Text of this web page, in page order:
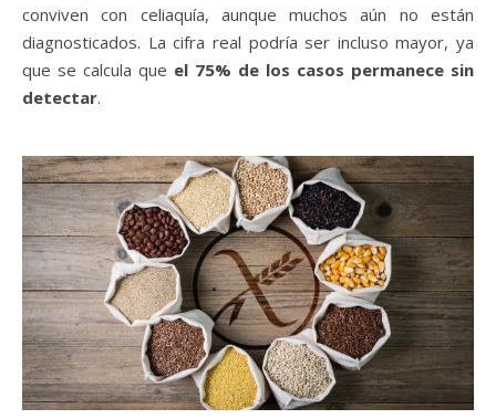
conviven con celiaquía, aunque muchos aún no están
diagnosticados. La cifra real podría ser incluso mayor, ya
que se calcula que el 75% de los casos permanece sin
detectar.